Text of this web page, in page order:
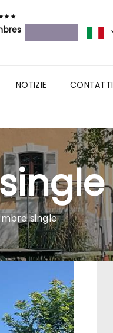
NOTIZIE CONTATTI
single